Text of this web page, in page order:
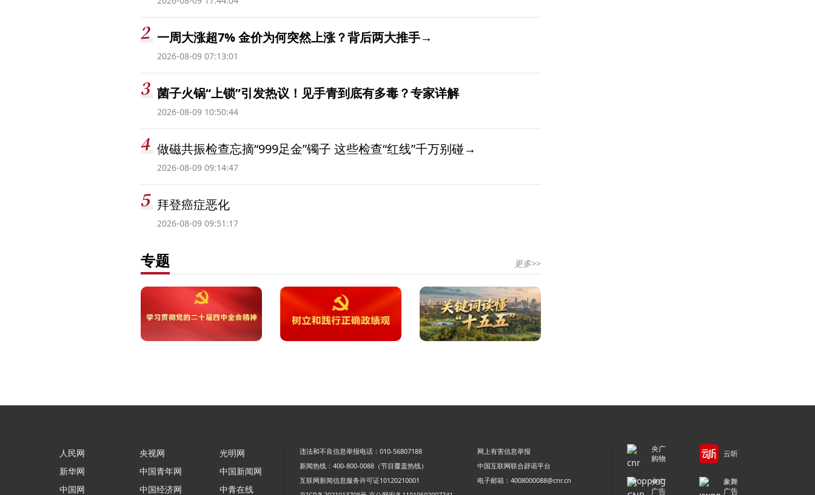
一周大涨超7% 金价为何突然上涨？背后两大推手→
2026-08-09 07:13:01
菌子火锅“上锁”引发热议！见手青到底有多毒？专家详解
2026-08-09 10:50:44
做磁共振检查忘摘“999足金”镯子 这些检查“红线”千万别碰→
2026-08-09 09:14:47
拜登癌症恶化
2026-08-09 09:51:17
专题 更多>>
人民网
新华网
中国网
央视网
中国青年网
中国经济网
光明网
中国新闻网
中青在线
违法和不良信息举报电话：010-56807188
网上有害信息举报
新闻热线：400-800-0088（节目覆盖热线）
中国互联网联合辟谣平台
互联网新闻信息服务许可证10120210001
电子邮箱：4008000088@cnr.cn
央广
购物
云听
央广
广告
象舞
广告